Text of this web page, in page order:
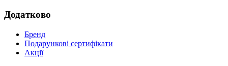
Додатково
Бренд
Подарункові сертифікати
Акції